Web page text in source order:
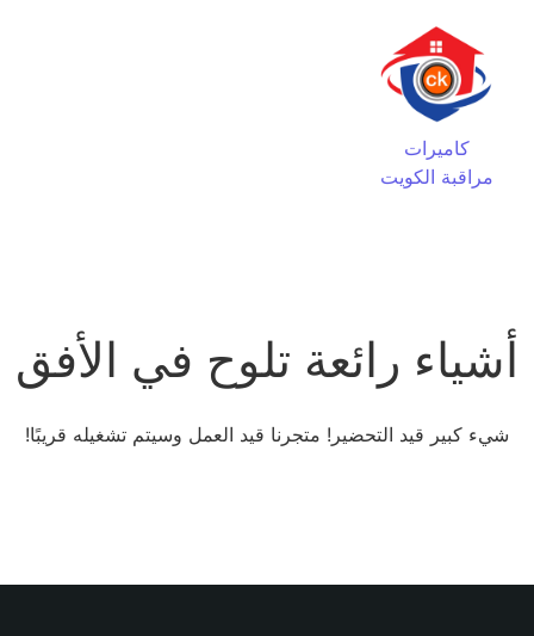
كاميرات
مراقبة الكويت
أشياء رائعة تلوح في الأفق
شيء كبير قيد التحضير! متجرنا قيد العمل وسيتم تشغيله قريبًا!